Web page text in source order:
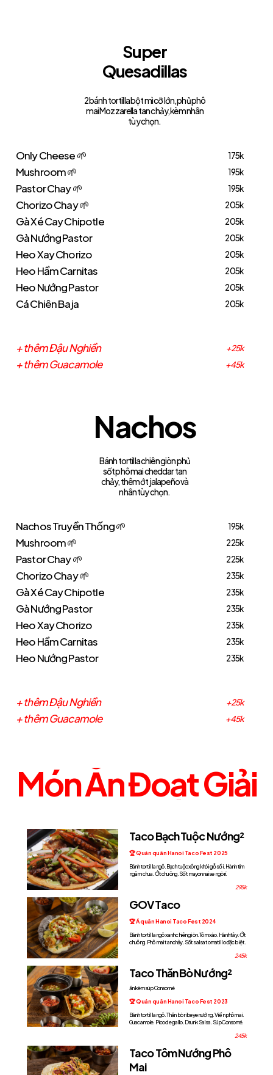
Super
Quesadillas
2 bánh tortilla bột mì cỡ lớn, phủ phô
mai Mozzarella tan chảy, kèm nhân
tùy chọn.
Only Cheese 🌱 175k
Mushroom 🌱 195k
Pastor Chay 🌱 195k
Chorizo Chay 🌱 205k
Gà Xé Cay Chipotle 205k
Gà Nướng Pastor 205k
Heo Xay Chorizo 205k
Heo Hầm Carnitas 205k
Heo Nướng Pastor 205k
Cá Chiên Baja 205k
+ thêm Đậu Nghiền +25k
+ thêm Guacamole +45k
Nachos
Bánh tortilla chiên giòn phủ
sốt phô mai cheddar tan
chảy, thêm ớt jalapeño và
nhân tùy chọn.
Nachos Truyền Thống 🌱 195k
Mushroom 🌱 225k
Pastor Chay 🌱 225k
Chorizo Chay 🌱 235k
Gà Xé Cay Chipotle 235k
Gà Nướng Pastor 235k
Heo Xay Chorizo 235k
Heo Hầm Carnitas 235k
Heo Nướng Pastor 235k
+ thêm Đậu Nghiền +25k
+ thêm Guacamole +45k
Món ĂnĐoạt Giải
Taco Bạch Tuộc Nướng²
🏆 Quán quân Hanoi Taco Fest 2025
Bánh tortilla ngô. Bạch tuộc xông khói gỗ sồi. Hành tím
ngâm chua. Ớt chuông. Sốt mayonnaise ngò rí.
295k
GOV Taco
🏆 Á quân Hanoi Taco Fest 2024
Bánh tortilla ngô xanh chiên giòn. Tôm xào. Hành tây. Ớt
chuông. Phô mai tan chảy. Sốt salsa tomatillo đặc biệt.
245k
Taco Thăn Bò Nướng²
ăn kèm súp Consomé
🏆 Quán quân Hanoi Taco Fest 2023
Bánh tortilla ngô. Thăn bò ribeye nướng. Viền phô mai.
Guacamole. Pico de gallo. Drunk Salsa. Súp Consomé.
245k
Taco Tôm Nướng Phô
Mai